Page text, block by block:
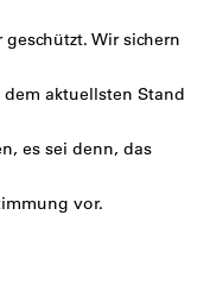
Wir sichern
aktuellsten Stand
es sei denn, das
vor.